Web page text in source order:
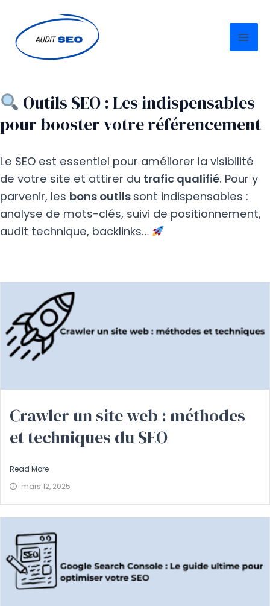
contenu
Outils SEO : Les indispensables
pour booster votre référencement
Le SEO est essentiel pour améliorer la visibilité
de votre site et attirer du trafic qualifié. Pour y
parvenir, les bons outils sont indispensables :
analyse de mots-clés, suivi de positionnement,
audit technique, backlinks…
Crawler un site web : méthodes
et techniques du SEO
Read More
mars 12, 2025